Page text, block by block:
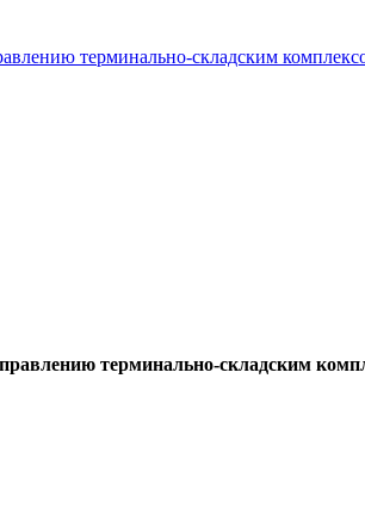
терминально-складским
терминально-складским